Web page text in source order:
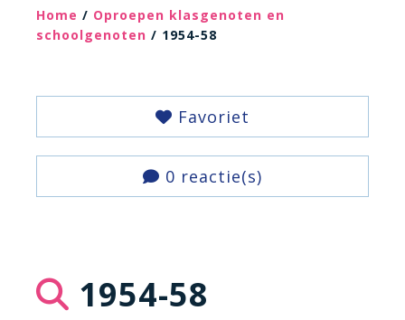
Home / Oproepen klasgenoten en
schoolgenoten / 1954-58
Favoriet
0 reactie(s)
1954-58